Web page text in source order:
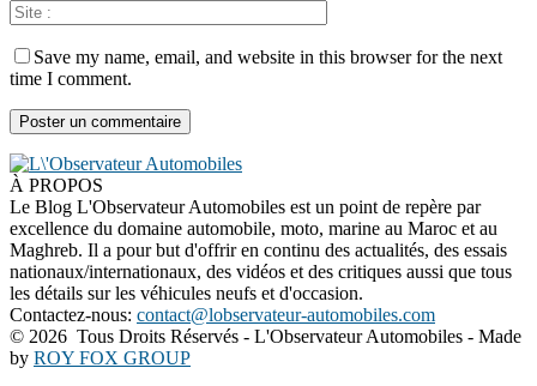
Save my name, email, and website in this browser for the next
time I comment.
À PROPOS
Le Blog L'Observateur Automobiles est un point de repère par
excellence du domaine automobile, moto, marine au Maroc et au
Maghreb. Il a pour but d'offrir en continu des actualités, des essais
nationaux/internationaux, des vidéos et des critiques aussi que tous
les détails sur les véhicules neufs et d'occasion.
Contactez-nous: contact@lobservateur-automobiles.com
© 2026 Tous Droits Réservés - L'Observateur Automobiles - Made
by ROY FOX GROUP